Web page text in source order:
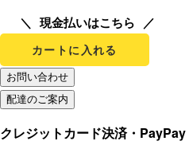
現金払いはこちら
カートに入れる
クレジットカード決済・